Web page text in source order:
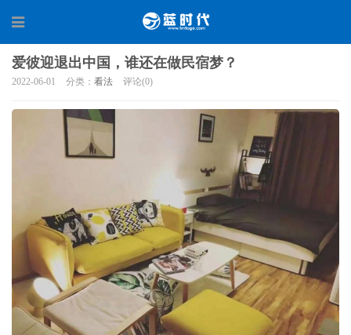
爱彼迎退出中国，谁还在做民宿梦？
2022-06-01 分类： 看法 评论(0)